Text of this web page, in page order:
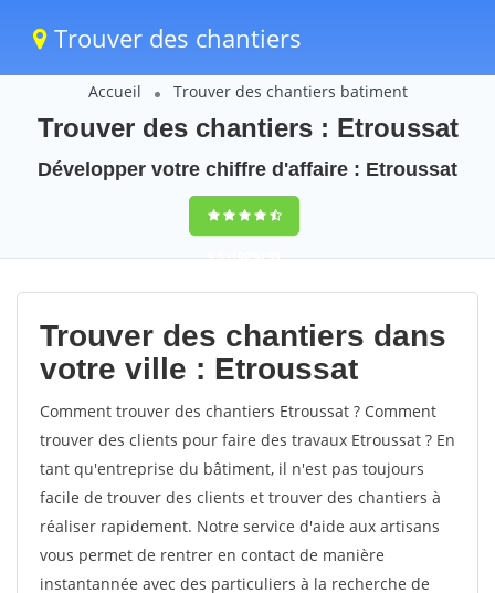
Trouver des chantiers
Accueil Trouver des chantiers batiment
Trouver des chantiers : Etroussat
Développer votre chiffre d'affaire : Etroussat
9,5(100%)39
votes
Trouver des chantiers dans
votre ville : Etroussat
Comment trouver des chantiers Etroussat ? Comment
trouver des clients pour faire des travaux Etroussat ? En
tant qu'entreprise du bâtiment, il n'est pas toujours
facile de trouver des clients et trouver des chantiers à
réaliser rapidement. Notre service d'aide aux artisans
vous permet de rentrer en contact de manière
instantannée avec des particuliers à la recherche de